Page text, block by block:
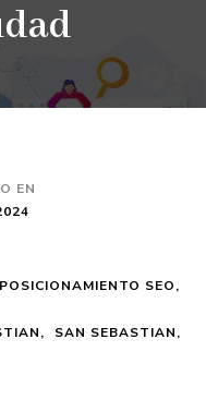
EN
POSICIONAMIENTO SEO
SAN SEBASTIAN